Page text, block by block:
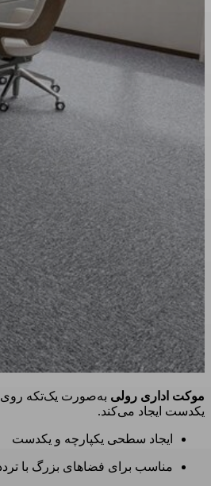
موکت اداری رولی به‌صورت یک‌تکه
یکدست ایجاد می‌کند.
ایجاد سطحی یکپارچه و یکدست
مناسب برای فضاهای بزرگ با